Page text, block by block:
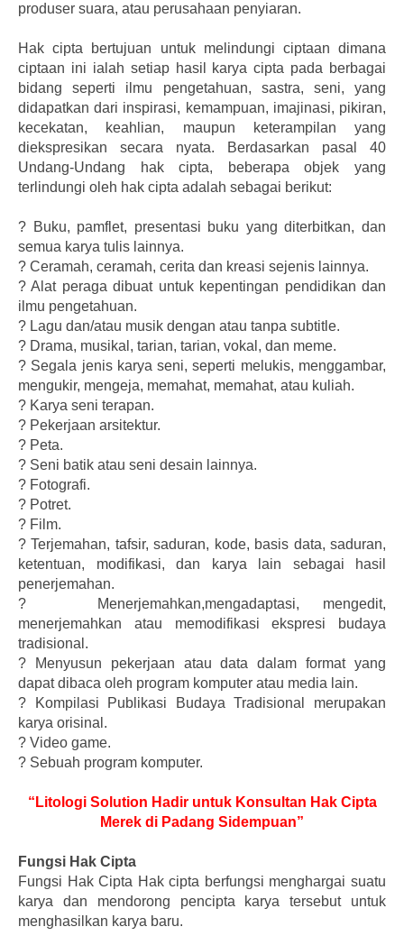
produser suara, atau perusahaan penyiaran.
Hak cipta bertujuan untuk melindungi ciptaan dimana
ciptaan ini ialah setiap hasil karya cipta pada berbagai
bidang seperti ilmu pengetahuan, sastra, seni, yang
didapatkan dari inspirasi, kemampuan, imajinasi, pikiran,
kecekatan, keahlian, maupun keterampilan yang
diekspresikan secara nyata. Berdasarkan pasal 40
Undang-Undang hak cipta, beberapa objek yang
terlindungi oleh hak cipta adalah sebagai berikut:
? Buku, pamflet, presentasi buku yang diterbitkan, dan
semua karya tulis lainnya.
? Ceramah, ceramah, cerita dan kreasi sejenis lainnya.
? Alat peraga dibuat untuk kepentingan pendidikan dan
ilmu pengetahuan.
? Lagu dan/atau musik dengan atau tanpa subtitle.
? Drama, musikal, tarian, tarian, vokal, dan meme.
? Segala jenis karya seni, seperti melukis, menggambar,
mengukir, mengeja, memahat, memahat, atau kuliah.
? Karya seni terapan.
? Pekerjaan arsitektur.
? Peta.
? Seni batik atau seni desain lainnya.
? Fotografi.
? Potret.
? Film.
? Terjemahan, tafsir, saduran, kode, basis data, saduran,
ketentuan, modifikasi, dan karya lain sebagai hasil
penerjemahan.
?
Menerjemahkan,mengadaptasi, mengedit,
menerjemahkan atau memodifikasi ekspresi budaya
tradisional.
?
Menyusun pekerjaan atau data dalam format yang
dapat dibaca oleh program komputer atau media lain.
?
Kompilasi Publikasi Budaya Tradisional merupakan
karya orisinal.
? Video game.
? Sebuah program komputer.
“Litologi Solution Hadir untuk Konsultan Hak Cipta
Merek di Padang Sidempuan”
Fungsi Hak Cipta
Fungsi Hak Cipta Hak cipta berfungsi menghargai suatu
karya dan mendorong pencipta karya tersebut untuk
menghasilkan karya baru.